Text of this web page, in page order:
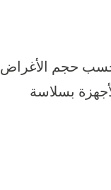
حسب حجم الأغراض
بسلاسة